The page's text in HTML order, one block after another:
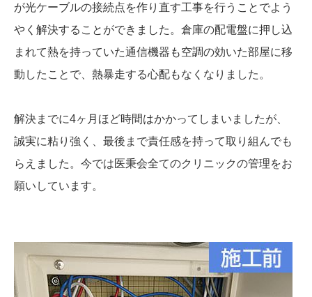
が光ケーブルの接続点を作り直す工事を行うことでよう
やく解決することができました。倉庫の配電盤に押し込
まれて熱を持っていた通信機器も空調の効いた部屋に移
動したことで、熱暴走する心配もなくなりました。
解決までに4ヶ月ほど時間はかかってしまいましたが、
誠実に粘り強く、最後まで責任感を持って取り組んでも
らえました。今では医秉会全てのクリニックの管理をお
願いしています。